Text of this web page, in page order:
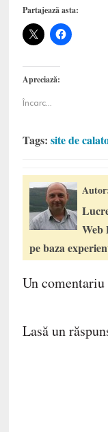
Partajează asta:
Apreciază:
Încarc...
Tags:site de
Web
pe baza
Un comentariu
Lasă un